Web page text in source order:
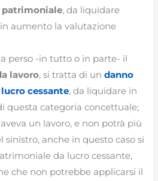
patrimoniale, da liquidare
aumento la valutazione
perso -in tutto o in parte- il
lavoro, si tratta di undanno
cessante, da liquidare in
questa categoria concettuale;
un lavoro, e non potrà più
sinistro, anche in questo caso si
da lucro cessante,
che non potrebbe applicarsi il